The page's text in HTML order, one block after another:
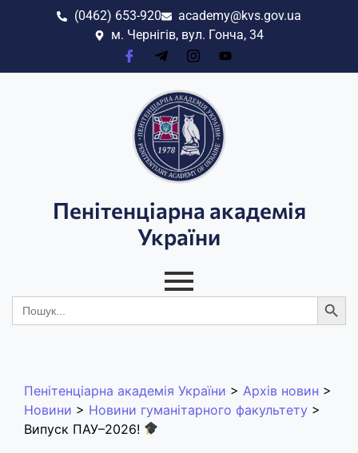
(0462) 653-920
academy@kvs.gov.ua
м. Чернігів, вул. Гонча, 34
Пенітенціарна академія
України
Search
for:
Пенітенціарна академія України > Архів новин >
Новини > Новини гуманітарного факультету >
Випуск ПАУ–2026!